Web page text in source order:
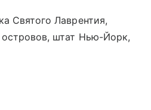
Святого Лаврентия,
островов, штат Нью-Йорк,